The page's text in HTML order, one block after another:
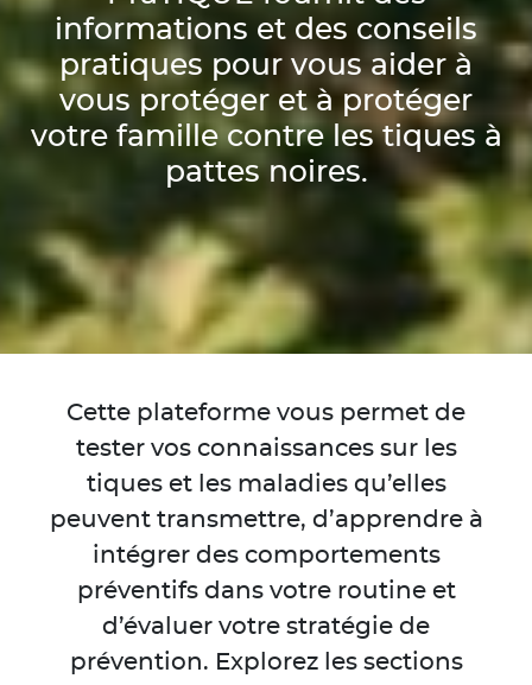
informations et des conseils
pratiques pour vous aider à
vous protéger et à protéger
votre famille contre les tiques à
pattes noires.
Cette plateforme vous permet de
tester vos connaissances sur les
tiques et les maladies qu’elles
peuvent transmettre, d’apprendre à
intégrer des comportements
préventifs dans votre routine et
d’évaluer votre stratégie de
prévention. Explorez les sections